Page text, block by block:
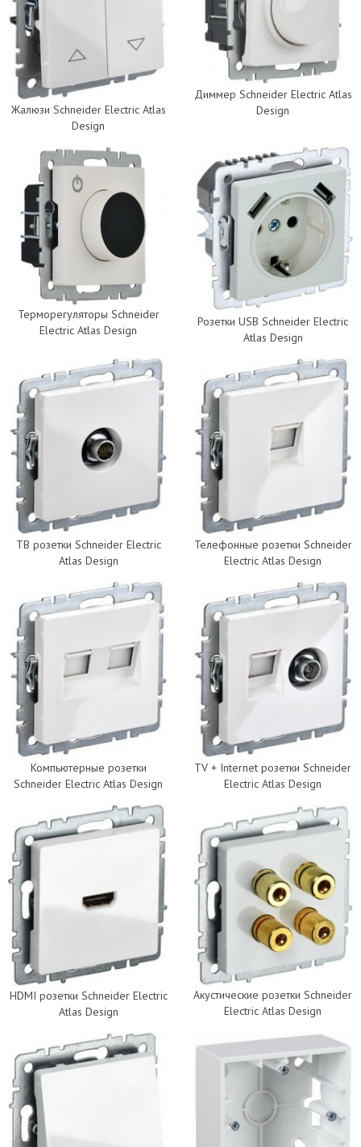
Жалюзи Schneider Electric Atlas
Design
Диммер Schneider Electric Atlas
Design
Терморегуляторы Schneider
Electric Atlas Design
Розетки USB Schneider Electric
Atlas Design
ТВ розетки Schneider Electric
Atlas Design
Телефонные розетки Schneider
Electric Atlas Design
Компьютерные розетки
Schneider Electric Atlas Design
TV + Internet розетки Schneider
Electric Atlas Design
HDMI розетки Schneider Electric
Atlas Design
Акустические розетки Schneider
Electric Atlas Design